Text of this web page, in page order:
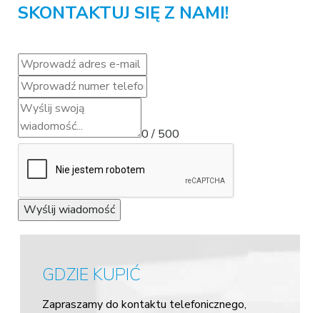
SKONTAKTUJ SIĘ Z NAMI!
0 / 500
Wyślij wiadomość
GDZIE KUPIĆ
Zapraszamy do kontaktu telefonicznego,